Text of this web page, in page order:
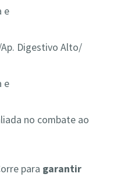
e
Digestivo Alto/
e
no combate ao
para garantir